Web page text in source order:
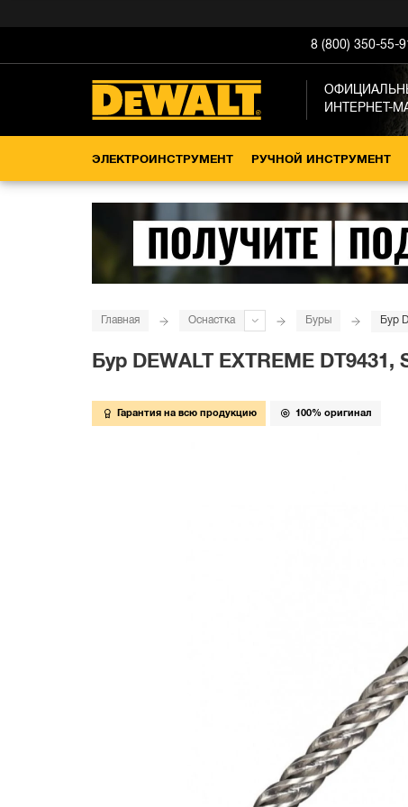
8 (800) 350-55-
ИНТЕРНЕТ-
ЭЛЕКТРОИНСТРУМЕНТ РУЧНОЙ ИНСТРУМЕНТ
Главная Оснастка Буры Бур
Бур DEWALT EXTREME
Гарантия на всю продукцию 100% оригинал